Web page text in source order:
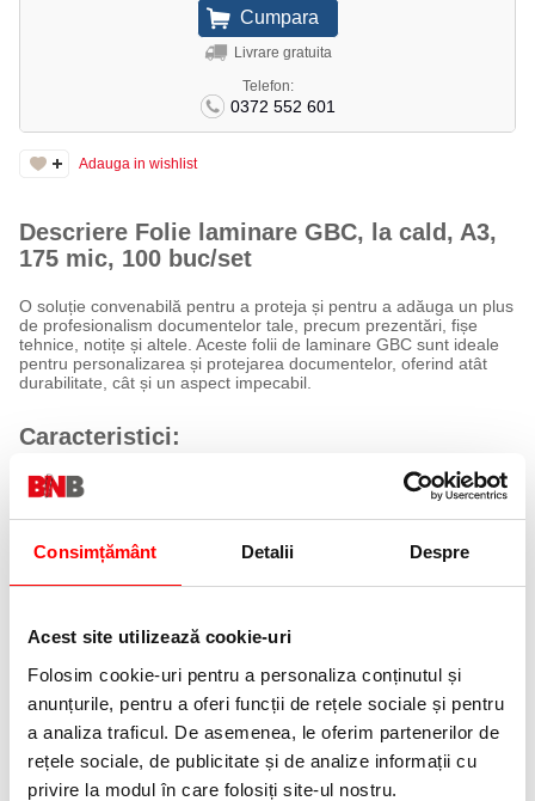
Consimțământ Detalii Despre
Acest site utilizează cookie-uri
Folosim cookie-uri pentru a personaliza conținutul și
anunțurile, pentru a oferi funcții de rețele sociale și pentru
a analiza traficul. De asemenea, le oferim partenerilor de
rețele sociale, de publicitate și de analize informații cu
privire la modul în care folosiți site-ul nostru.
Livrare gratuita
Telefon:
0372 552 601
Adauga in wishlist
Descriere Folie laminare GBC, la cald, A3,
175 mic, 100 buc/set
O soluție convenabilă pentru a proteja și pentru a adăuga un plus
de profesionalism documentelor tale, precum prezentări, fișe
tehnice, notițe și altele. Aceste folii de laminare GBC sunt ideale
pentru personalizarea și protejarea documentelor, oferind atât
durabilitate, cât și un aspect impecabil.
Caracteristici:
Colțuri rotunjite pentru siguranță suplimentară
Suport pentru folia de laminare inclus
Îmbunătățește claritatea și intensitatea culorilor documentelor
laminate
Disponibilă într-o gamă de grosimi pentru diverse nevoi (125 și
Specificații:
Grosime: 175 microni
Pachet: 100 bucăți/set
Descriere suplimentară:
Foliile GBC sunt perfecte pentru laminarea documentelor A3,